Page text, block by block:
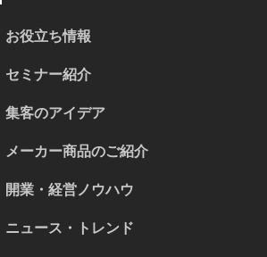
お役立ち情報
セミナー紹介
集客のアイデア
メーカー商品のご紹介
開業・経営ノウハウ
ニュース・トレンド